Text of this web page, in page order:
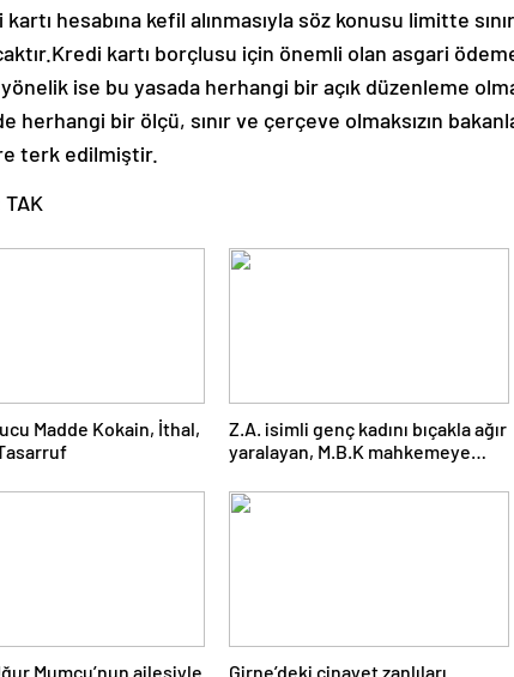
hesabına kefil alınmasıyla söz konusu limitte
kartı borçlusu için önemli olan asgari
yönelik ise bu yasada herhangi bir açık düzenleme
herhangi bir ölçü, sınır ve çerçeve olmaksızın
terk edilmiştir.
Madde Kokain, İthal,
Z.A. isimli genç kadını bıçakla ağır
yaralayan, M.B.K mahkemeye
Mumcu’nun ailesiyle
Girne’deki cinayet zanlıları